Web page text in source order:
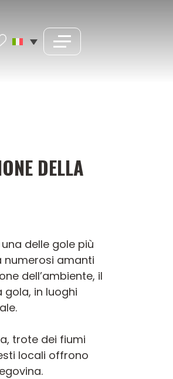
DELLA
delle gole più
numerosi amanti
dell’ambiente, il
in luoghi
trote dei fiumi
locali offrono